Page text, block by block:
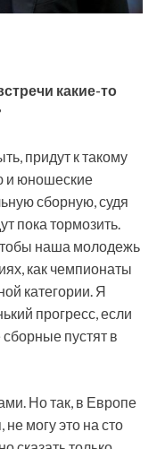
какие-то
придут к такому
и юношеские
сборную, судя
пока тормозить.
наша молодежь
как чемпионаты
категории. Я
прогресс, если
пустят в
Но так, в Европе
могу это на сто